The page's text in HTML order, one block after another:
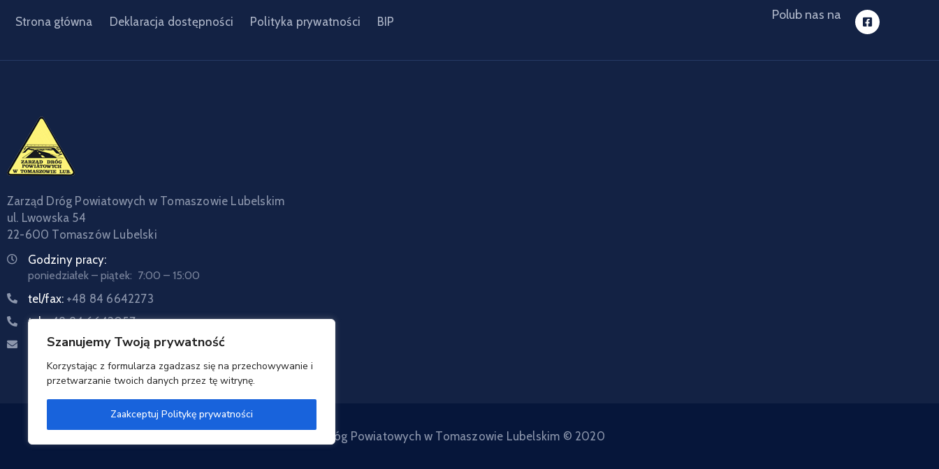
Szanujemy Twoją prywatność
Korzystając z formularza zgadzasz się na przechowywanie i
przetwarzanie twoich danych przez tę witrynę.
Zaakceptuj Politykę prywatności
Strona główna Deklaracja dostępności Polityka prywatności BIP Polub nas na
Zarząd Dróg Powiatowych w Tomaszowie Lubelskim
ul. Lwowska 54
22-600 Tomaszów Lubelski
Godziny pracy:
poniedziałek – piątek: 7:00 – 15:00
tel/fax: +48 84 6642273
tel:+48 84 6642057
Email:sekretariat@zdptomaszow.pl
Zarząd Dróg Powiatowych w Tomaszowie Lubelskim © 2020